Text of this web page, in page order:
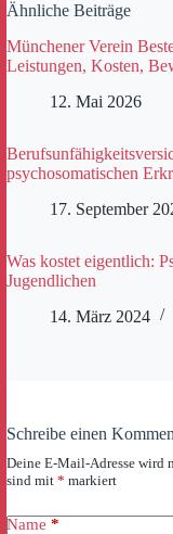
Ähnliche Beiträge
Münchener Verein
Leistungen, Kosten,
12. Mai 2026
psychosomatischen
17. September
Was kostet eigentlich:
Jugendlichen
14. März 2024
Schreibe einen
Deine E-Mail-Adresse wird
sind mit * markiert
Name *